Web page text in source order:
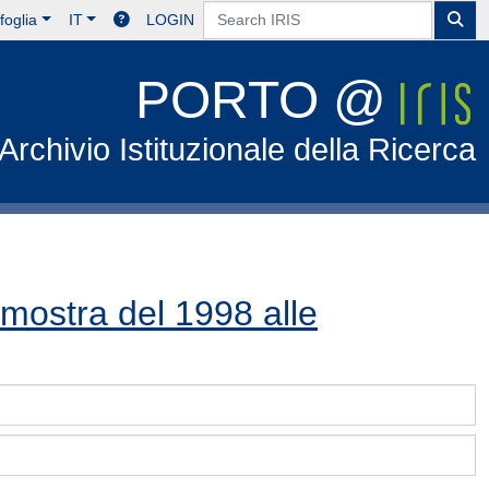
IT LOGIN
PORTO @
Istituzionale della Ricerca
del 1998 alle